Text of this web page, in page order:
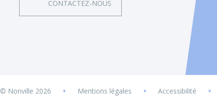
CONTACTEZ-NOUS
© Nonville 2026 • Mentions légales • Accessibilité •